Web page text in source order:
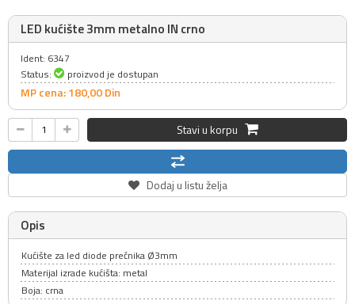
LED kućište 3mm metalno IN crno
Ident: 6347
Status:
proizvod je dostupan
MP cena: 180,00Din
Stavi u korpu
Dodaj u listu želja
Opis
Kućište za led diode prečnika Ø3mm
Materijal izrade kućišta: metal
Boja: crna